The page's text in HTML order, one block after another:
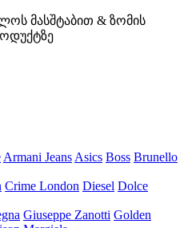
მასშტაბით & ზომის
Armani Jeans Asics Boss Brunello
Crime London Diesel Dolce
Giuseppe Zanotti Golden